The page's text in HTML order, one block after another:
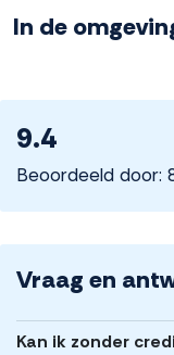
In de
9.4
Beoordeeld door:
Vraag en
Kan ik zonder